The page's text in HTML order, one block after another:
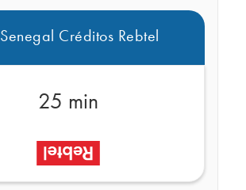
Senegal Créditos Rebtel
25 min